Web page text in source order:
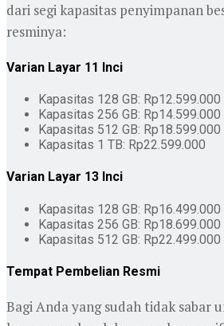
dari segi kapasitas penyimpanan
resminya:
Varian Layar 11 Inci
Kapasitas 128 GB: Rp12.599.000
Kapasitas 256 GB: Rp14.599.000
Kapasitas 512 GB: Rp18.599.000
Kapasitas 1 TB: Rp22.599.000
Varian Layar 13 Inci
Kapasitas 128 GB: Rp16.499.000
Kapasitas 256 GB: Rp18.699.000
Kapasitas 512 GB: Rp22.499.000
Tempat Pembelian Resmi
Bagi Anda yang sudah tidak sabar